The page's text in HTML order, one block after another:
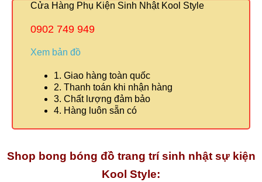
Cửa Hàng Phụ Kiện Sinh Nhật Kool Style
0902 749 949
Xem bản đồ
1. Giao hàng toàn quốc
2. Thanh toán khi nhận hàng
3. Chất lượng đảm bảo
4. Hàng luôn sẵn có
Shop bong bóng đồ trang trí sinh nhật sự kiện
Kool Style: